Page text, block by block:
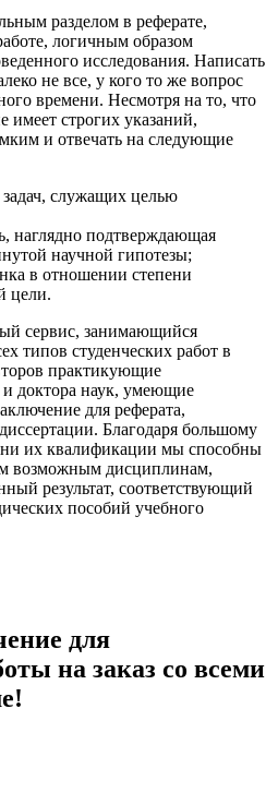
разделом в реферате,
логичным образом
исследования. Написать
не все, у кого то же вопрос
времени. Несмотря на то, что
имеет строгих указаний,
и отвечать на следующие
служащих целью
наглядно подтверждающая
научной гипотезы;
в отношении степени
цели.
сервис, занимающийся
типов студенческих работ в
практикующие
и доктора наук, умеющие
для реферата,
Благодаря большому
их квалификации мы способны
возможным дисциплинам,
результат, соответствующий
пособий учебного
для
на заказ со всеми